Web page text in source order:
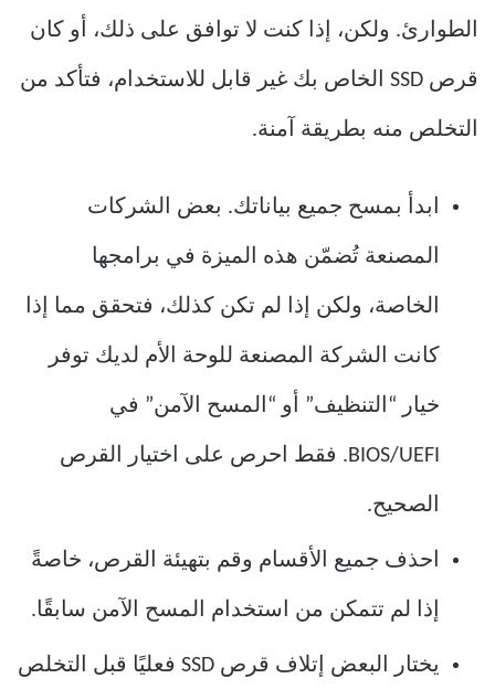
الطوارئ. ولكن، إذا كنت لا توافق على ذلك، أو كان
قرص SSD الخاص بك غير قابل للاستخدام، فتأكد من
التخلص منه بطريقة آمنة.
ابدأ بمسح جميع بياناتك. بعض الشركات
المصنعة تُضمّن هذه الميزة في برامجها
الخاصة، ولكن إذا لم تكن كذلك، فتحقق مما إذا
كانت الشركة المصنعة للوحة الأم لديك توفر
خيار “التنظيف” أو “المسح الآمن” في
BIOS/UEFI. فقط احرص على اختيار القرص
الصحيح.
احذف جميع الأقسام وقم بتهيئة القرص، خاصةً
إذا لم تتمكن من استخدام المسح الآمن سابقًا.
يختار البعض إتلاف قرص SSD فعليًا قبل التخلص